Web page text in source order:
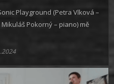
Playground (Petra Vlková –
Pokorný – piano) mě